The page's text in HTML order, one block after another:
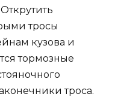
тросы
кузова и
тормозные
троса.